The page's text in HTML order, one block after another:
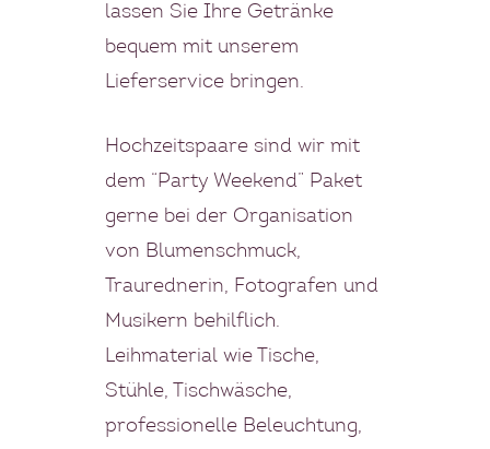
lassen Sie Ihre Getränke
bequem mit unserem
Lieferservice bringen.
Hochzeitspaare sind wir mit
dem “Party Weekend” Paket
gerne bei der Organisation
von Blumenschmuck,
Traurednerin, Fotografen und
Musikern behilflich.
Leihmaterial wie Tische,
Stühle, Tischwäsche,
professionelle Beleuchtung,